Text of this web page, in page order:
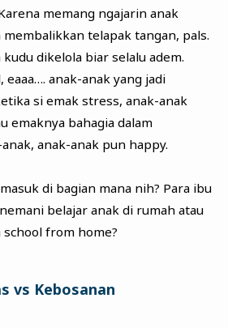
memang ngajarin anak
telapak tangan, pals.
dikelola biar selalu adem.
anak-anak yang jadi
si emak stress, anak-anak
emaknya bahagia dalam
anak-anak pun happy.
di bagian mana nih? Para ibu
belajar anak di rumah atau
from home?
vs Kebosanan